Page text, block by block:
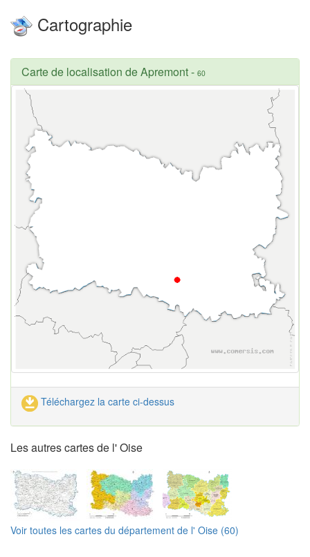
Cartographie
Carte de localisation de Apremont- 60
Téléchargez la carte ci-dessus
Les autres cartes de l' Oise
Voir toutes les cartes du département de l' Oise (60)